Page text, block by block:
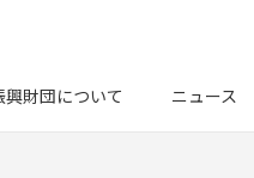
興財団について ニュース